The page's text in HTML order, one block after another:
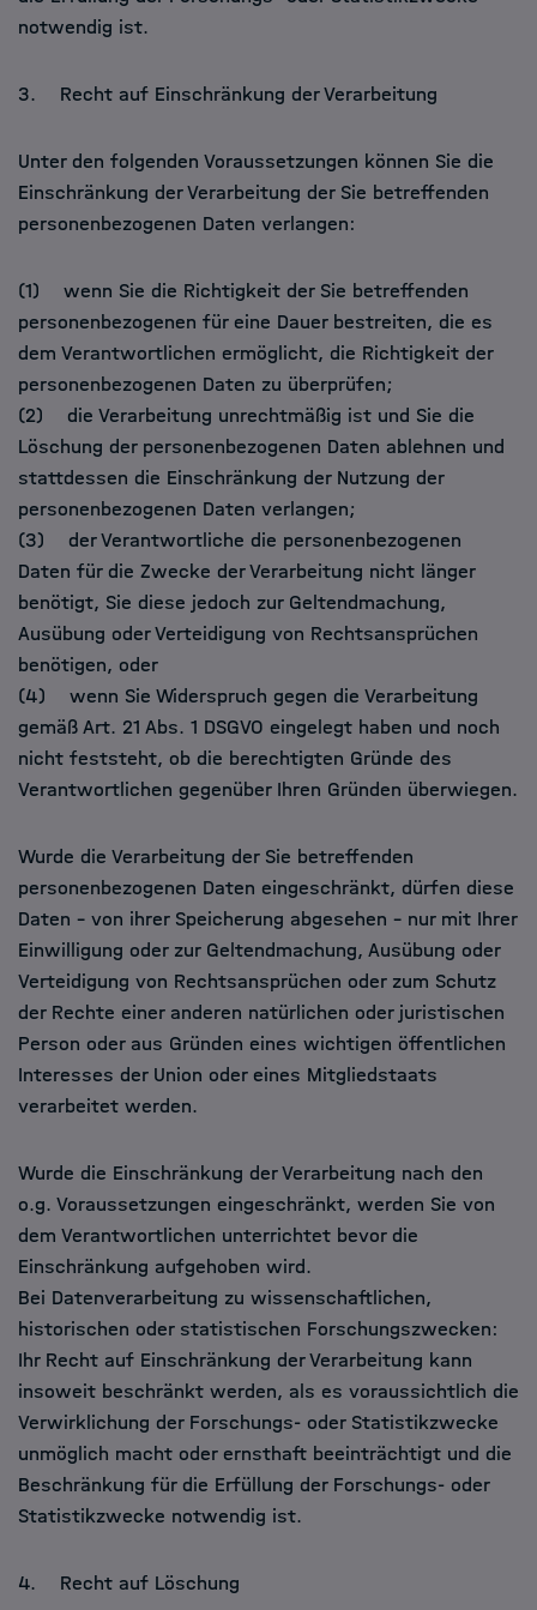
notwendig ist.
3. Recht auf Einschränkung der Verarbeitung
Unter den folgenden Voraussetzungen können Sie die
Einschränkung der Verarbeitung der Sie betreffenden
personenbezogenen Daten verlangen:
(1) wenn Sie die Richtigkeit der Sie betreffenden
personenbezogenen für eine Dauer bestreiten, die es
dem Verantwortlichen ermöglicht, die Richtigkeit der
personenbezogenen Daten zu überprüfen;
(2) die Verarbeitung unrechtmäßig ist und Sie die
Löschung der personenbezogenen Daten ablehnen und
stattdessen die Einschränkung der Nutzung der
personenbezogenen Daten verlangen;
(3) der Verantwortliche die personenbezogenen
Daten für die Zwecke der Verarbeitung nicht länger
benötigt, Sie diese jedoch zur Geltendmachung,
Ausübung oder Verteidigung von Rechtsansprüchen
benötigen, oder
(4) wenn Sie Widerspruch gegen die Verarbeitung
gemäß Art. 21 Abs. 1 DSGVO eingelegt haben und noch
nicht feststeht, ob die berechtigten Gründe des
Verantwortlichen gegenüber Ihren Gründen überwiegen.
Wurde die Verarbeitung der Sie betreffenden
personenbezogenen Daten eingeschränkt, dürfen diese
Daten – von ihrer Speicherung abgesehen – nur mit Ihrer
Einwilligung oder zur Geltendmachung, Ausübung oder
Verteidigung von Rechtsansprüchen oder zum Schutz
der Rechte einer anderen natürlichen oder juristischen
Person oder aus Gründen eines wichtigen öffentlichen
Interesses der Union oder eines Mitgliedstaats
verarbeitet werden.
Wurde die Einschränkung der Verarbeitung nach den
o.g. Voraussetzungen eingeschränkt, werden Sie von
dem Verantwortlichen unterrichtet bevor die
Einschränkung aufgehoben wird.
Bei Datenverarbeitung zu wissenschaftlichen,
historischen oder statistischen Forschungszwecken:
Ihr Recht auf Einschränkung der Verarbeitung kann
insoweit beschränkt werden, als es voraussichtlich die
Verwirklichung der Forschungs- oder Statistikzwecke
unmöglich macht oder ernsthaft beeinträchtigt und die
Beschränkung für die Erfüllung der Forschungs- oder
Statistikzwecke notwendig ist.
4. Recht auf Löschung